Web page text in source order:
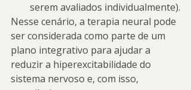
serem avaliados individualmente).
Nesse cenário, a terapia neural pode
ser considerada como parte de um
plano integrativo para ajudar a
reduzir a hiperexcitabilidade do
sistema nervoso e, com isso,